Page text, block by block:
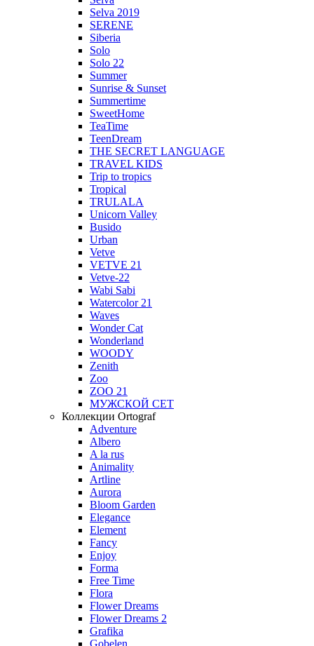
Selva 2019
SERENE
Siberia
Solo
Solo 22
Summer
Sunrise & Sunset
Summertime
SweetHome
TeaTime
TeenDream
THE SECRET LANGUAGE
TRAVEL KIDS
Trip to tropics
Tropical
TRULALA
Unicorn Valley
Busido
Urban
Vetve
VETVE 21
Vetve-22
Wabi Sabi
Watercolor 21
Waves
Wonder Cat
Wonderland
WOODY
Zenith
Zoo
ZOO 21
МУЖСКОЙ СЕТ
Коллекции Ortograf
Adventure
Albero
A la rus
Animality
Artline
Aurora
Bloom Garden
Elegance
Element
Fancy
Enjoy
Forma
Free Time
Flora
Flower Dreams
Flower Dreams 2
Grafika
Gobelen